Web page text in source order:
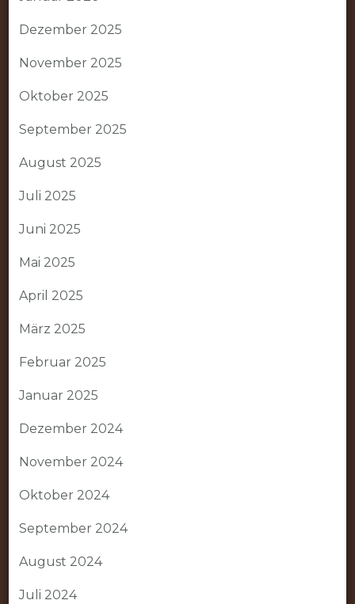
Dezember 2025
November 2025
Oktober 2025
September 2025
August 2025
Juli 2025
Juni 2025
Mai 2025
April 2025
März 2025
Februar 2025
Januar 2025
Dezember 2024
November 2024
Oktober 2024
September 2024
August 2024
Juli 2024